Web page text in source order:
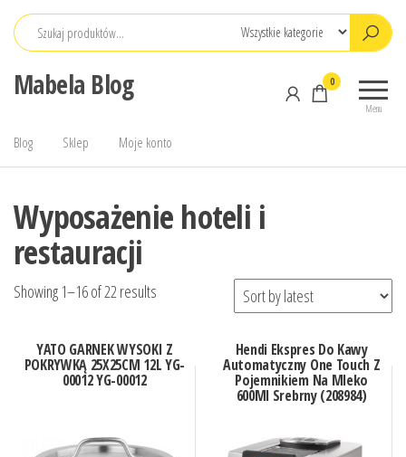
Przejdź
Mabela Blog
Menu
0
Blog Sklep Moje konto
Wyposażenie hoteli i
restauracji
Showing 1–16 of 22 results
YATO GARNEK WYSOKI Z
POKRYWKĄ 25X25CM 12L YG-
00012 YG-00012
Hendi Ekspres Do Kawy
Automatyczny One Touch Z
Pojemnikiem Na Mleko
600Ml Srebrny (208984)